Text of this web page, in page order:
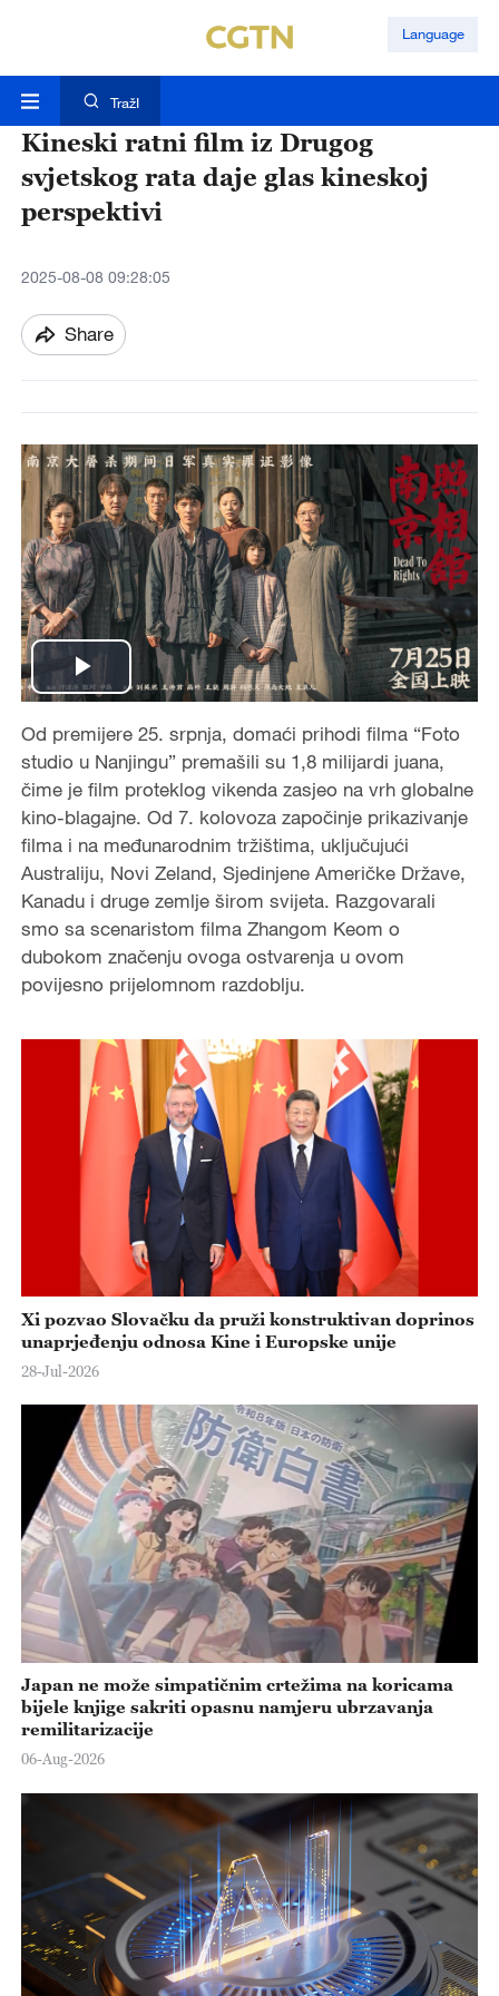
Language
TražI
Kineski ratni film iz Drugog
svjetskog rata daje glas kineskoj
perspektivi
2025-08-08 09:28:05
Share
P
l
a
y
V
i
d
e
o
Od premijere 25. srpnja, domaći prihodi filma “Foto
studio u Nanjingu” premašili su 1,8 milijardi juana,
čime je film proteklog vikenda zasjeo na vrh globalne
kino-blagajne. Od 7. kolovoza započinje prikazivanje
filma i na međunarodnim tržištima, uključujući
Australiju, Novi Zeland, Sjedinjene Američke Države,
Kanadu i druge zemlje širom svijeta. Razgovarali
smo sa scenaristom filma Zhangom Keom o
dubokom značenju ovoga ostvarenja u ovom
povijesno prijelomnom razdoblju.
Xi pozvao Slovačku da pruži konstruktivan doprinos
unaprjeđenju odnosa Kine i Europske unije
28-Jul-2026
Japan ne može simpatičnim crtežima na koricama
bijele knjige sakriti opasnu namjeru ubrzavanja
remilitarizacije
06-Aug-2026